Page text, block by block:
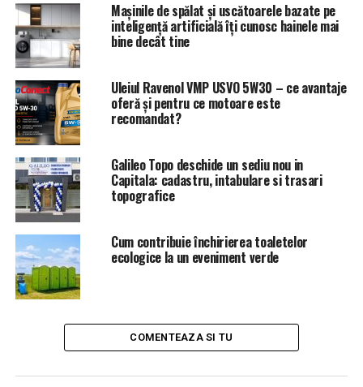
Mașinile de spălat și uscătoarele bazate pe
inteligență artificială îți cunosc hainele mai
bine decât tine
Uleiul Ravenol VMP USVO 5W30 – ce avantaje
oferă și pentru ce motoare este
recomandat?
Galileo Topo deschide un sediu nou in
Capitala: cadastru, intabulare si trasari
topografice
Cum contribuie închirierea toaletelor
ecologice la un eveniment verde
COMENTEAZA SI TU